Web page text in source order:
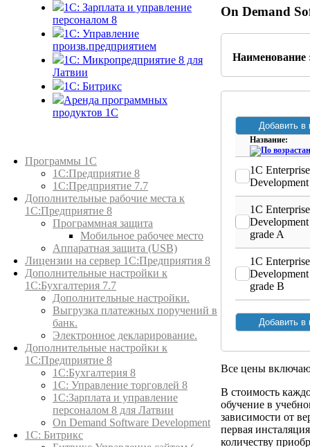
1C: Зарплата и управление
персоналом 8
1C: Управление
произв.предприятием
1С: Микропредприятие 8 для
Латвии
1C: Битрикс
Аренда программных
продуктов 1С
Программы 1С
1С:Предприятие 8
1С:Предприятие 7.7
Дополнительные рабочие места к
1С:Предприятие 8
Программная защита
Мобильное рабочее место
Аппаратная защита (USB)
Лицензии на сервер 1С:Предприятия 8
Дополнительные настройки к
1С:Бухгалтерия 7.7
Дополнительные настройки.
Выгрузка платежных поручений в
банк.
Электронное декларирование.
Дополнительные настройки к
1С:Предприятие 8
1С:Бухгалтерия 8
1C: Управление торговлей 8
1С:Зарплата и управление
персоналом 8 для Латвии
On Demand Software Development
1С: Битрикс
On Demand
Наименование
Название:
1C
1C
grade A
1C
grade B
Все цены
В стоимость
обучение в
зависимости от
первая
количеству